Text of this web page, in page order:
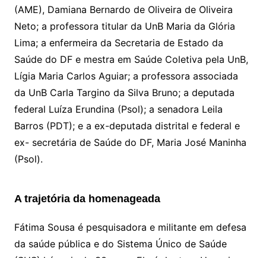
(AME), Damiana Bernardo de Oliveira de Oliveira
Neto; a professora titular da UnB Maria da Glória
Lima; a enfermeira da Secretaria de Estado da
Saúde do DF e mestra em Saúde Coletiva pela UnB,
Lígia Maria Carlos Aguiar; a professora associada
da UnB Carla Targino da Silva Bruno; a deputada
federal Luíza Erundina (Psol); a senadora Leila
Barros (PDT); e a ex-deputada distrital e federal e
ex- secretária de Saúde do DF, Maria José Maninha
(Psol).
A trajetória da homenageada
Fátima Sousa é pesquisadora e militante em defesa
da saúde pública e do Sistema Único de Saúde